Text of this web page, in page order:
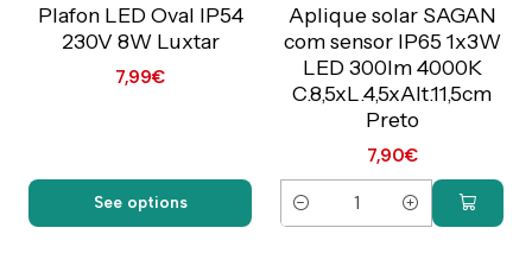
C/IVA
Plafon LED Oval IP54
230V 8W Luxtar
7,99€
See options
C/IVA
Aplique solar SAGAN
com sensor IP65 1x3W
LED 300lm 4000K
C.8,5xL.4,5xAlt.11,5cm
Preto
7,90€
Quantity